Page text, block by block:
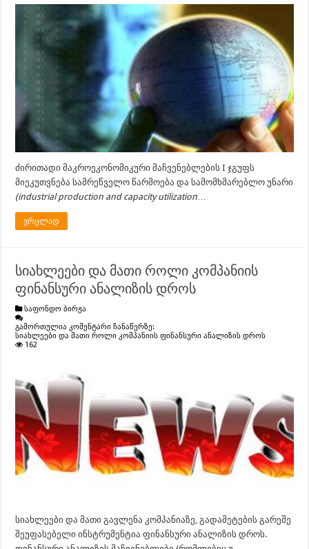
ძირითადი მაკროეკონომიკური მაჩვენებლების I ჯგუფს
მიეკუთვნება სამრეწველო წარმოება და სამომხმარებლო უნარი
(industrial production and capacity utilization…
ვრცლად
სიახლეები და მათი როლი კომპანიის
ფინანსური ანალიზის დროს
საფონდო ბირჟა
გამორთულია კომენტარი ჩანაწერზე:
სიახლეები და მათი როლი კომპანიის ფინანსური ანალიზის დროს
162
სიახლეები და მათი გავლენა კომპანიაზე, გადამეტების გარეშე
შეუფასებელი ინსტრუმენტია ფინანსური ანალიზის დროს.